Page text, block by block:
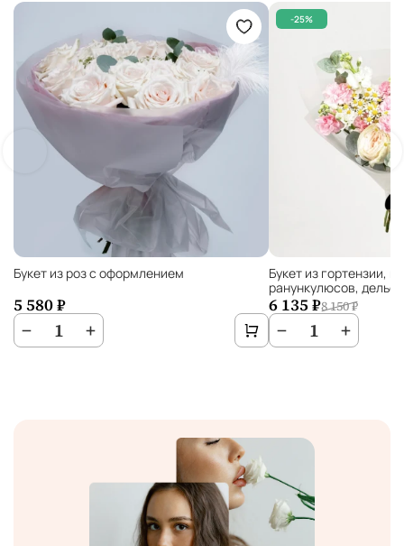
Букет из роз с оформлением
5 580 ₽
− 1 +
-25%
Букет из гортензии,
ранункулюсов,
6 135 ₽8 150 ₽
− 1 +